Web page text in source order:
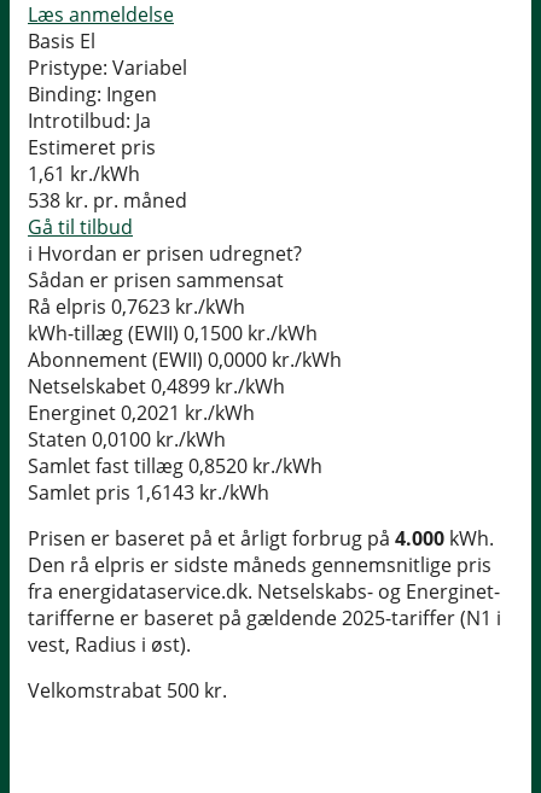
Læs anmeldelse
Basis El
Pristype: Variabel
Binding: Ingen
Introtilbud: Ja
Estimeret pris
1,61 kr./kWh
538 kr. pr. måned
Gå til tilbud
i Hvordan er prisen udregnet?
Sådan er prisen sammensat
Rå elpris 0,7623 kr./kWh
kWh-tillæg (EWII) 0,1500 kr./kWh
Abonnement (EWII) 0,0000 kr./kWh
Netselskabet0,4899 kr./kWh
Energinet0,2021 kr./kWh
Staten 0,0100 kr./kWh
Samlet fast tillæg0,8520 kr./kWh
Samlet pris 1,6143 kr./kWh
Prisen er baseret på et årligt forbrug på 4.000 kWh.
Den rå elpris er sidste måneds gennemsnitlige pris
fra energidataservice.dk. Netselskabs- og Energinet-
tarifferne er baseret på gældende 2025-tariffer (N1 i
vest, Radius i øst).
Velkomstrabat 500 kr.